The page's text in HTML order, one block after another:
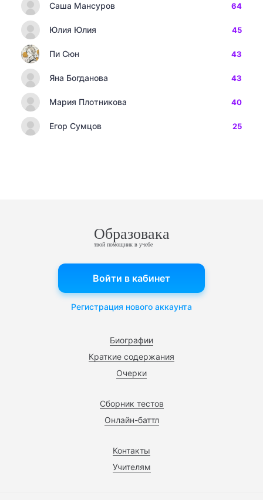
Саша Мансуров 64
Юлия Юлия 45
Пи Сюн 43
Яна Богданова 43
Мария Плотникова 40
Егор Сумцов 25
Образовака
твой помощник в учебе
Биографии
Краткие содержания
Очерки
Сборник тестов
Онлайн-баттл
Контакты
Учителям
Войти в кабинет
Регистрация нового аккаунта